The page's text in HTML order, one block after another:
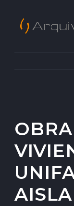
contenido